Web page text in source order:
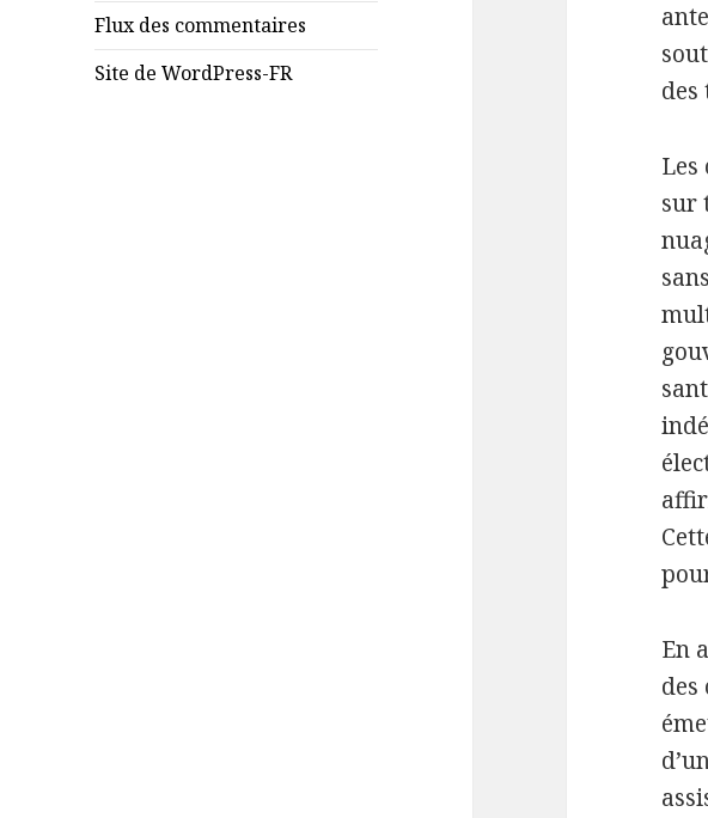
Flux des commentaires
Site de WordPress-FR
des
Les
sur
En
des